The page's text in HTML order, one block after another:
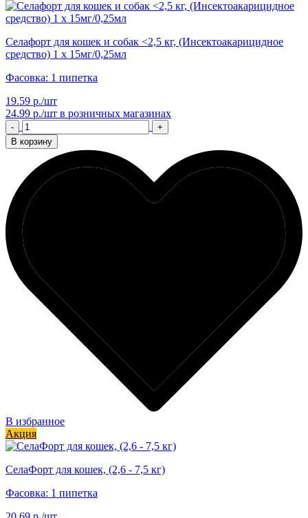
Селафорт для кошек и собак <2,5 кг, (Инсектоакарицидное
средство) 1 х 15мг/0,25мл
Фасовка: 1 пипетка
19.59 р./шт
24.99 р./шт в розничных магазинах
-
+
В корзину
В избранное
Акция
СелаФорт для кошек, (2,6 - 7,5 кг)
Фасовка: 1 пипетка